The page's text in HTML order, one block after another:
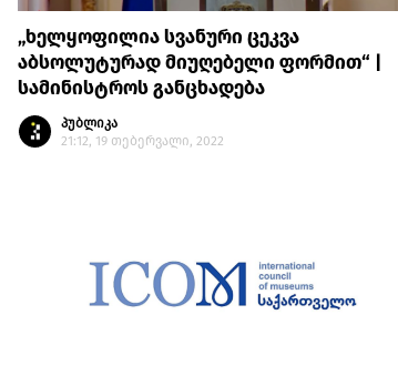
„ხელყოფილია სვანური ცეკვა
აბსოლუტურად მიუღებელი ფორმით“ |
სამინისტროს განცხადება
პუბლიკა
21:12, 19 თებერვალი, 2022